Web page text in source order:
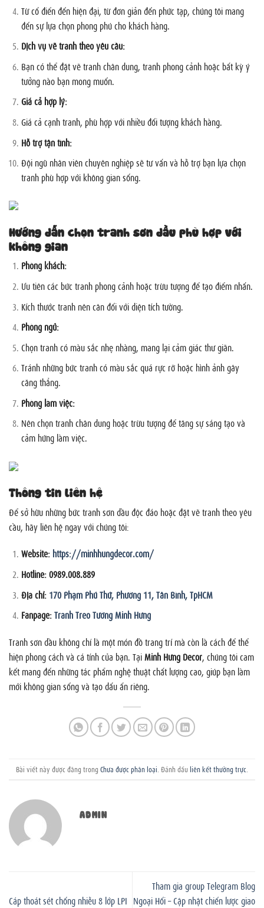
Từ cổ điển đến hiện đại, từ đơn giản đến phức tạp, chúng tôi mang
đến sự lựa chọn phong phú cho khách hàng.
Dịch vụ vẽ tranh theo yêu cầu:
Bạn có thể đặt vẽ tranh chân dung, tranh phong cảnh hoặc bất kỳ ý
tưởng nào bạn mong muốn.
Giá cả hợp lý:
Giá cả cạnh tranh, phù hợp với nhiều đối tượng khách hàng.
Hỗ trợ tận tình:
Đội ngũ nhân viên chuyên nghiệp sẽ tư vấn và hỗ trợ bạn lựa chọn
tranh phù hợp với không gian sống.
Hướng dẫn chọn tranh sơn dầu phù hợp với
không gian
Phòng khách:
Ưu tiên các bức tranh phong cảnh hoặc trừu tượng để tạo điểm nhấn.
Kích thước tranh nên cân đối với diện tích tường.
Phòng ngủ:
Chọn tranh có màu sắc nhẹ nhàng, mang lại cảm giác thư giãn.
Tránh những bức tranh có màu sắc quá rực rỡ hoặc hình ảnh gây
căng thẳng.
Phòng làm việc:
Nên chọn tranh chân dung hoặc trừu tượng để tăng sự sáng tạo và
cảm hứng làm việc.
Thông tin liên hệ
Để sở hữu những bức tranh sơn dầu độc đáo hoặc đặt vẽ tranh theo yêu
cầu, hãy liên hệ ngay với chúng tôi:
Website: https://minhhungdecor.com/
Hotline:0989.008.889
Địa chỉ: 170 Phạm Phú Thứ, Phường 11, Tân Bình, TpHCM
Fanpage:Tranh Treo Tường Minh Hưng
Tranh sơn dầu không chỉ là một món đồ trang trí mà còn là cách để thể
hiện phong cách và cá tính của bạn. TạiMinh Hưng Decor, chúng tôi cam
kết mang đến những tác phẩm nghệ thuật chất lượng cao, giúp bạn làm
mới không gian sống và tạo dấu ấn riêng.
Bài viết này được đăng trong Chưa được phân loại . Đánh dấu liên kết thường trực
ADMIN
Cáp thoát sét chống nhiễu 8 lớp LPI
Tham gia group Telegram Blog
Ngoại Hối – Cập nhật chiến lược giao